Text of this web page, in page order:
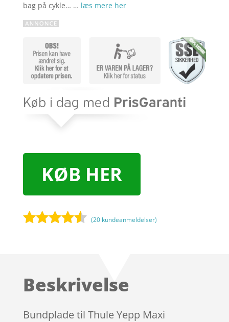
bag på cykle… … læs mere her
KØB HER
på
mmelser
(20 kundeanmeldelser)
Beskrivelse
Bundplade til Thule Yepp Maxi